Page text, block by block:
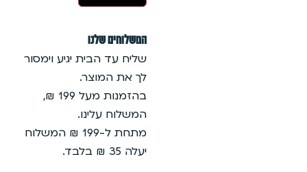
המשלוחים שלנו
שליח עד הבית יגיע וימסור
לך את המוצר.
בהזמנות מעל 199 ₪,
המשלוח עלינו.
מתחת ל-199 ₪ המשלוח
יעלה 35 ₪ בלבד.